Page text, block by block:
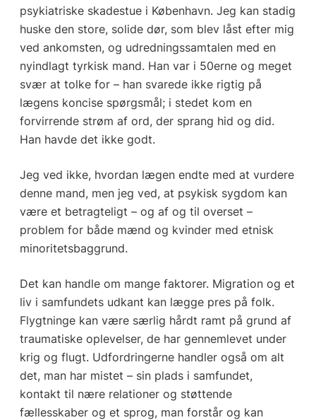
psykiatriske skadestue i København. Jeg kan stadig
huske den store, solide dør, som blev låst efter mig
ved ankomsten, og udredningssamtalen med en
nyindlagt tyrkisk mand. Han var i 50erne og meget
svær at tolke for – han svarede ikke rigtig på
lægens koncise spørgsmål; i stedet kom en
forvirrende strøm af ord, der sprang hid og did.
Han havde det ikke godt.
Jeg ved ikke, hvordan lægen endte med at vurdere
denne mand, men jeg ved, at psykisk sygdom kan
være et betragteligt – og af og til overset –
problem for både mænd og kvinder med etnisk
minoritetsbaggrund.
Det kan handle om mange faktorer. Migration og et
liv i samfundets udkant kan lægge pres på folk.
Flygtninge kan være særlig hårdt ramt på grund af
traumatiske oplevelser, de har gennemlevet under
krig og flugt. Udfordringerne handler også om alt
det, man har mistet – sin plads i samfundet,
kontakt til nære relationer og støttende
fællesskaber og et sprog, man forstår og kan